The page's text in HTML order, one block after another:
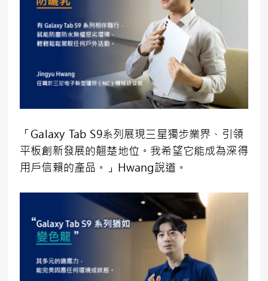
「Galaxy Tab S9系列展現三星獨步業界、引領
平板創新發展的翹楚地位。我希望它能成為深得
用戶信賴的產品。」Hwang說道。